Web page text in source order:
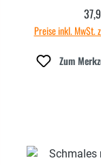
Preise inkl. MwSt.
Zum